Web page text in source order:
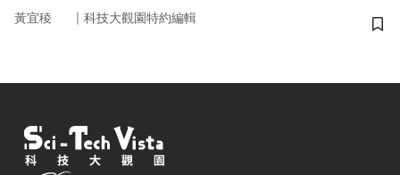
黃宜稜 ｜ 科技大觀園特約編輯
儲